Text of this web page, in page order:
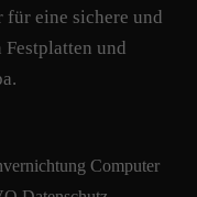
für eine sichere und
und